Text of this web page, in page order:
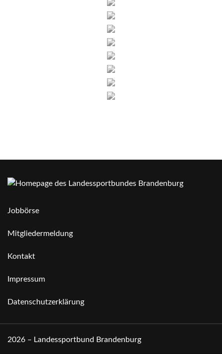
Jobbörse
Mitgliedermeldung
Kontakt
Impressum
Datenschutzerklärung
2026 – Landessportbund Brandenburg